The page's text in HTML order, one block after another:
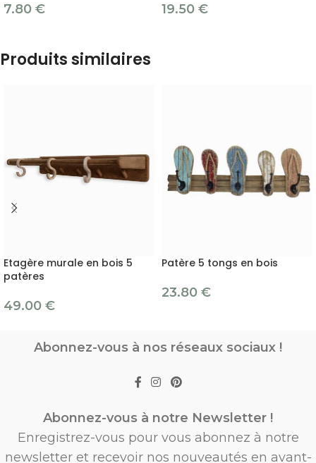
7.80 € 19.50 €
Produits similaires
Etagère murale en bois 5
patères
49.00 €
Patère 5 tongs en bois
23.80 €
Abonnez-vous à nos réseaux sociaux !
Abonnez-vous à notre Newsletter !
Enregistrez-vous pour vous abonnez à notre
newsletter et recevoir nos nouveautés en avant-